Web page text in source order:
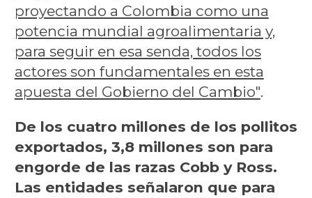
proyectando a Colombia como una
potencia mundial agroalimentaria y,
para seguir en esa senda, todos los
actores son fundamentales en esta
apuesta del Gobierno del Cambio".
De los cuatro millones de los pollitos
exportados, 3,8 millones son para
engorde de las razas Cobb y Ross.
Las entidades señalaron que para